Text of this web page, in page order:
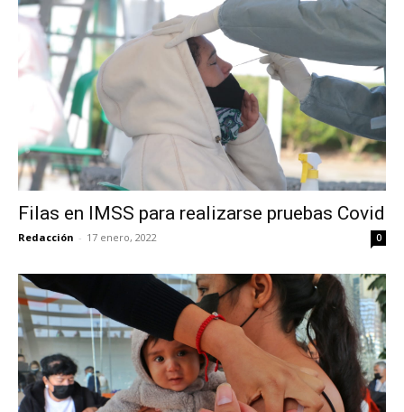
Filas en IMSS para realizarse pruebas Covid
Redacción - 17 enero, 2022 0